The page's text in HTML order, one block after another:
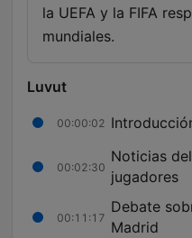
la UEFA y la FIFA
mundiales.
Luvut
00:00:02
00:02:30
Noticias
jugadores
00:11:17
Debate
Madrid